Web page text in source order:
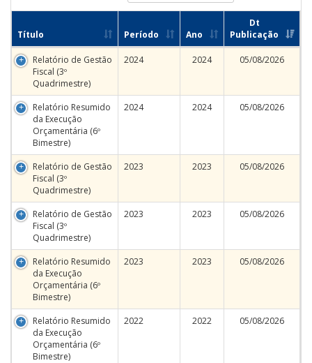
Título Período Ano
Dt
Publicação
Relatório de Gestão
Fiscal (3º
Quadrimestre)
2024 2024 05/08/2026
Relatório Resumido
da Execução
Orçamentária (6º
Bimestre)
2024 2024 05/08/2026
Relatório de Gestão
Fiscal (3º
Quadrimestre)
2023 2023 05/08/2026
Relatório de Gestão
Fiscal (3º
Quadrimestre)
2023 2023 05/08/2026
Relatório Resumido
da Execução
Orçamentária (6º
Bimestre)
2023 2023 05/08/2026
Relatório Resumido
da Execução
Orçamentária (6º
Bimestre)
2022 2022 05/08/2026